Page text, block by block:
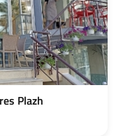
Plazh